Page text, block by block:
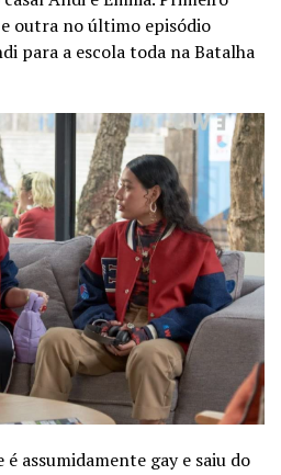
outra no último episódio
para a escola toda na Batalha
assumidamente gay e saiu do